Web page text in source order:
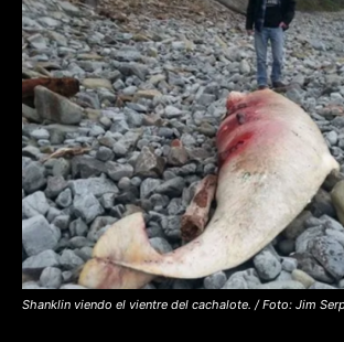
Shanklin viendo el vientre del cachalote. / Foto: Jim